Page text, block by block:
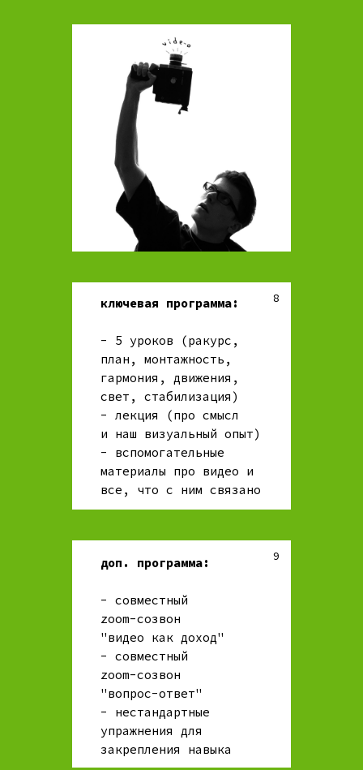
ключевая программа:
- 5 уроков (ракурс,
план, монтажность,
гармония, движения,
свет, стабилизация)
- лекция (про смысл
и наш визуальный опыт)
- вспомогательные
материалы про видео и
все, что с ним связано
8
9
доп. программа:
- совместный
zoom-созвон
"видео как доход"
- совместный
zoom-созвон
"вопрос-ответ"
- нестандартные
упражнения для
закрепления навыка